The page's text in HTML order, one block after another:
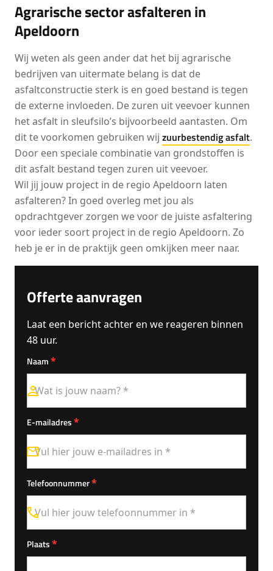
Agrarische sector asfalteren in
Apeldoorn
Wij weten als geen ander dat het bij agrarische
bedrijven van uitermate belang is dat de
asfaltconstructie sterk is en goed bestand is tegen
de externe invloeden. De zuren uit veevoer kunnen
het asfalt in sleufsilo’s bijvoorbeeld aantasten. Om
dit te voorkomen gebruiken wij zuurbestendig asfalt.
Door een speciale combinatie van grondstoffen is
dit asfalt bestand tegen zuren uit veevoer.
Wil jij jouw project in de regio Apeldoorn laten
asfalteren? In goed overleg met jou als
opdrachtgever zorgen we voor de juiste asfaltering
voor ieder soort project in de regio Apeldoorn. Zo
heb je er in de praktijk geen omkijken meer naar.
Offerte aanvragen
Laat een bericht achter en we reageren binnen
48 uur.
Naam*
E-mailadres*
Telefoonnummer*
Plaats*